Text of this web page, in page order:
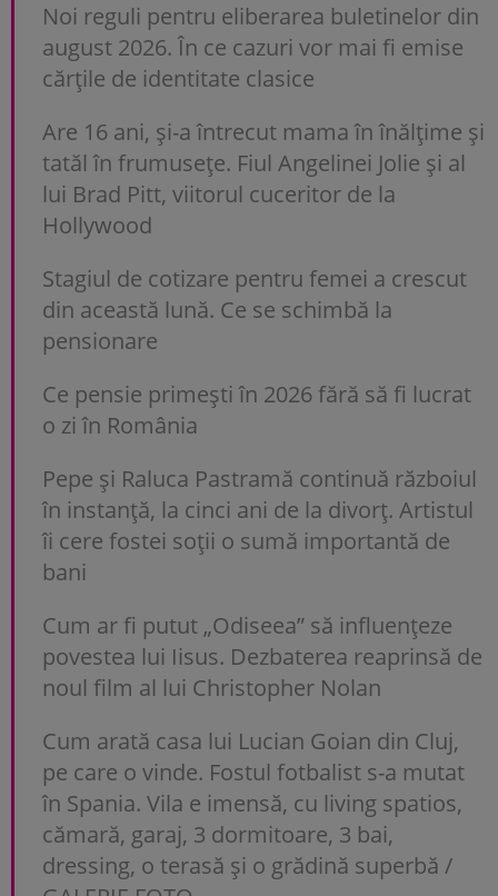
Noi reguli pentru eliberarea buletinelor din
august 2026. În ce cazuri vor mai fi emise
cărțile de identitate clasice
Are 16 ani, și-a întrecut mama în înălțime și
tatăl în frumusețe. Fiul Angelinei Jolie și al
lui Brad Pitt, viitorul cuceritor de la
Hollywood
Stagiul de cotizare pentru femei a crescut
din această lună. Ce se schimbă la
pensionare
Ce pensie primești în 2026 fără să fi lucrat
o zi în România
Pepe și Raluca Pastramă continuă războiul
în instanță, la cinci ani de la divorț. Artistul
îi cere fostei soții o sumă importantă de
bani
Cum ar fi putut „Odiseea” să influențeze
povestea lui Iisus. Dezbaterea reaprinsă de
noul film al lui Christopher Nolan
Cum arată casa lui Lucian Goian din Cluj,
pe care o vinde. Fostul fotbalist s-a mutat
în Spania. Vila e imensă, cu living spatios,
cămară, garaj, 3 dormitoare, 3 bai,
dressing, o terasă și o grădină superbă /